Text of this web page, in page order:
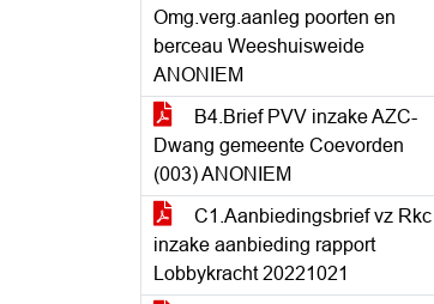
Omg.verg.aanleg poorten en
berceau Weeshuisweide
ANONIEM
B4.Brief PVV inzake AZC-
Dwang gemeente Coevorden
(003) ANONIEM
C1.Aanbiedingsbrief vz Rkc
inzake aanbieding rapport
Lobbykracht 20221021